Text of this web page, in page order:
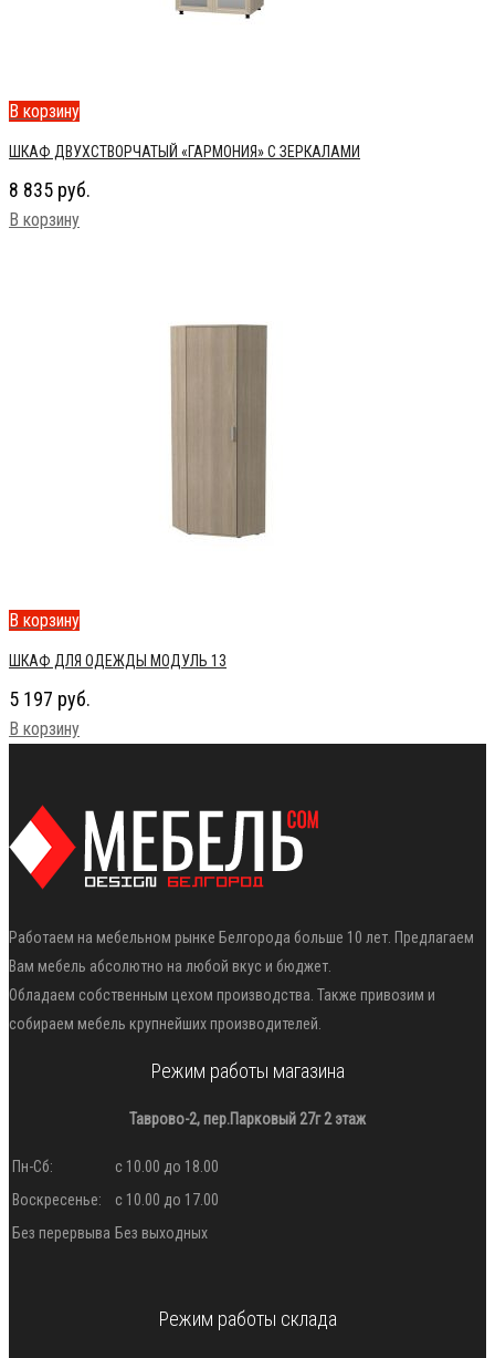
В корзину
ШКАФ ДВУХСТВОРЧАТЫЙ «ГАРМОНИЯ» С ЗЕРКАЛАМИ
8 835 руб.
В корзину
В корзину
ШКАФ ДЛЯ ОДЕЖДЫ МОДУЛЬ 13
5 197 руб.
В корзину
Работаем на мебельном рынке Белгорода больше 10 лет. Предлагаем
Вам мебель абсолютно на любой вкус и бюджет.
Обладаем собственным цехом производства. Также привозим и
собираем мебель крупнейших производителей.
Режим работы магазина
Таврово-2, пер.Парковый 27г 2 этаж
Пн-Сб:
с 10.00 до 18.00
Воскресенье:
с 10.00 до 17.00
Без перервыва Без выходных
Режим работы склада